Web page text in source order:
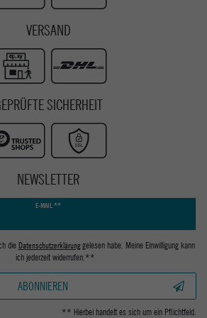
VERSAND
SICHERHEIT
NEWSLETTER
E-MAIL **
die Daten­schutz­erklärunggelesen habe. Meine Einwilligung kann
ich jederzeit widerrufen.**
ABONNIEREN
** Hierbei handelt es sich um ein Pflichtfeld.